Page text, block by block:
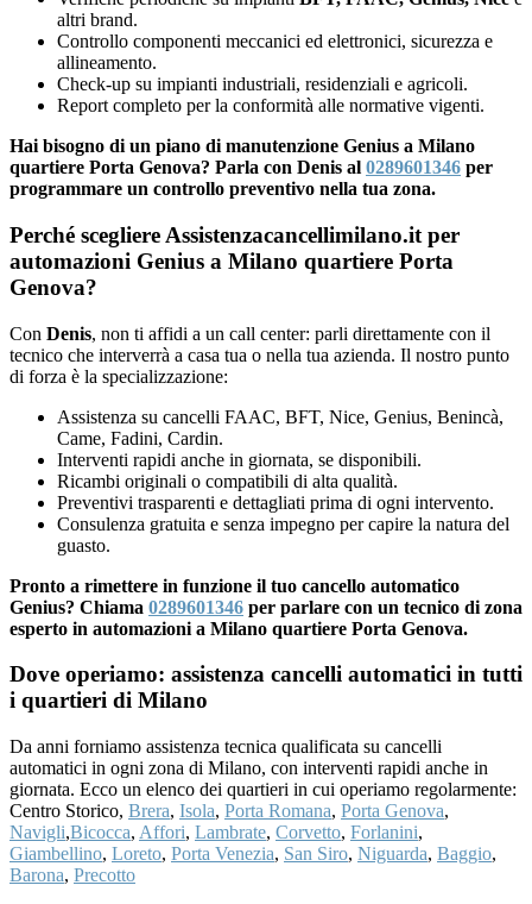
altri brand.
Controllo componenti meccanici ed elettronici, sicurezza e
allineamento.
Check-up su impianti industriali, residenziali e agricoli.
Report completo per la conformità alle normative vigenti.
Hai bisogno di un piano di manutenzione Genius a Milano
quartiere Porta Genova? Parla con Denis al 0289601346 per
programmare un controllo preventivo nella tua zona.
Perché scegliere Assistenzacancellimilano.it per
automazioni Genius a Milano quartiere Porta
Genova?
Con Denis, non ti affidi a un call center: parli direttamente con il
tecnico che interverrà a casa tua o nella tua azienda. Il nostro punto
di forza è la specializzazione:
Assistenza su cancelli FAAC, BFT, Nice, Genius, Benincà,
Came, Fadini, Cardin.
Interventi rapidi anche in giornata, se disponibili.
Ricambi originali o compatibili di alta qualità.
Preventivi trasparenti e dettagliati prima di ogni intervento.
Consulenza gratuita e senza impegno per capire la natura del
guasto.
Pronto a rimettere in funzione il tuo cancello automatico
Genius? Chiama 0289601346 per parlare con un tecnico di zona
esperto in automazioni a Milano quartiere Porta Genova.
Dove operiamo: assistenza cancelli automatici in tutti
i quartieri di Milano
Da anni forniamo assistenza tecnica qualificata su cancelli
automatici in ogni zona di Milano, con interventi rapidi anche in
giornata. Ecco un elenco dei quartieri in cui operiamo regolarmente:
Centro Storico, Brera, Isola, Porta Romana, Porta Genova,
Navigli,Bicocca, Affori, Lambrate, Corvetto, Forlanini,
Giambellino, Loreto, Porta Venezia, San Siro, Niguarda, Baggio,
Barona, Precotto